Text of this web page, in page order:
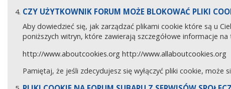
CZY UŻYTKOWNIK FORUM MOŻE BLOKOWAĆ PLIKI
Aby dowiedzieć się, jak zarządzać plikami cookie które są u
poniższych witryn, które zawierają szczegółowe informacje
http://www.aboutcookies.org http://www.allaboutcookies.org
Pamiętaj, że jeśli zdecydujesz się wyłączyć pliki cookie, może